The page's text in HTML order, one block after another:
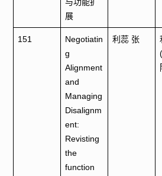
与功能扩
展
151
Negotiatin
g
Alignment
and
Managing
Disalignm
ent:
Revisting
the
function
利蕊 张